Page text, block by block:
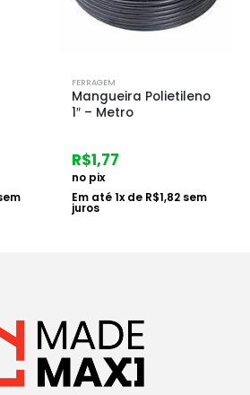
FERRAGEM
Roldana Haste Chapa
Afast 10 Nylon 610
R$10,46
no pix
Em até1x de R$10,78sem
juros